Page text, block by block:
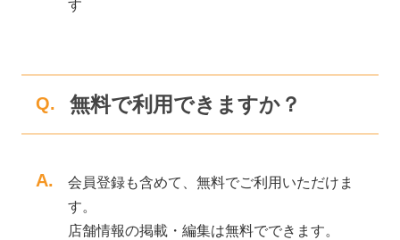
す
Q. 無料で利用できますか？
A.
会員登録も含めて、無料でご利用いただけま
す。
店舗情報の掲載・編集は無料でできます。